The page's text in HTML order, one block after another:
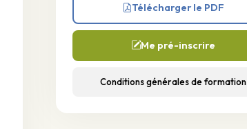
Télécharger le PDF
Me pré-inscrire
Conditions générales de formation